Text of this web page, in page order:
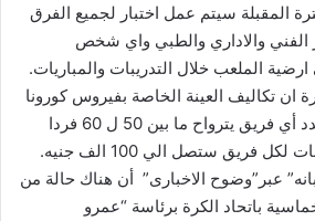
المقبلة سيتم عمل اختبار لجميع الفرق
الفني والاداري والطبي واي شخص
الملعب خلال التدريبات والمباريات.
ان تكاليف العينة الخاصة بفيروس كورونا
فريق ستصل الي 100 الف جنيه.
عبر”وضوح الاخبارى” أن هناك حالة من
باتحاد الكرة برئاسة “عمرو